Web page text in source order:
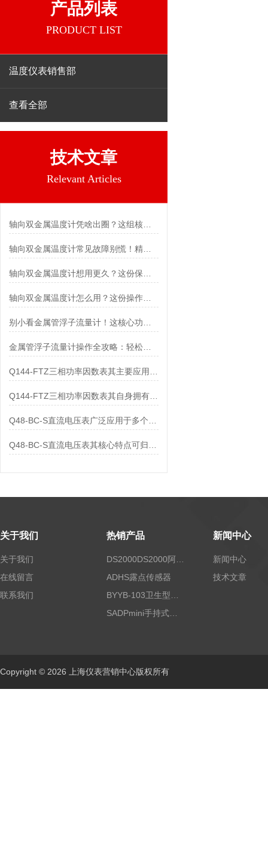
产品列表
PRODUCT LIST
温度仪表销售部
查看全部
技术文章
Relevant Articles
轴向双金属温度计凭啥出圈？这组核心特点给出了答案
轴向双金属温度计常见故障别慌！精准定位，轻松搞定难题
轴向双金属温度计怎么用？这份操作指南，新手也能快速拿捏！
金属管浮子流量计操作全攻略：轻松拿捏，精准掌控每一步！
Q144-FTZ三相功率因数表其自身拥有怎样的功能呢？
关于我们
关于我们
在线留言
联系我们
热销产品
ADHS露点传感器
新闻中心
新闻中心
技术文章
Copyright © 2026 上海仪表营销中心版权所有